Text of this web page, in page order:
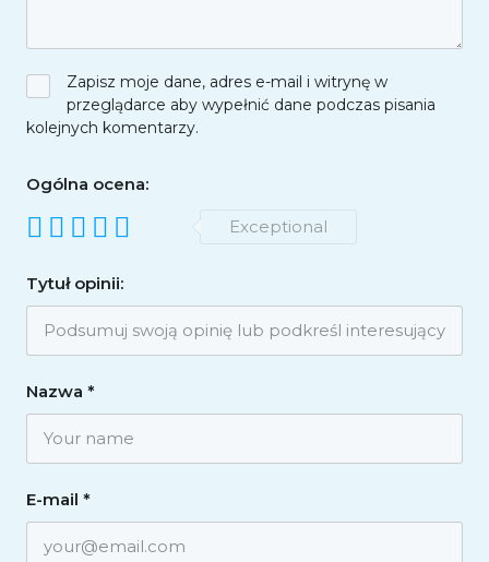
Nazwa *
E-mail *
Zapisz moje dane, adres e-mail i witrynę w
przeglądarce aby wypełnić dane podczas pisania
kolejnych komentarzy.
Ogólna ocena:
Exceptional
Tytuł opinii: